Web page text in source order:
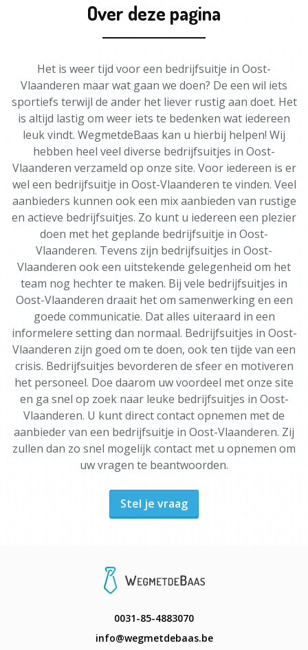
Over deze pagina
Het is weer tijd voor een bedrijfsuitje in Oost-
Vlaanderen maar wat gaan we doen? De een wil iets
sportiefs terwijl de ander het liever rustig aan doet. Het
is altijd lastig om weer iets te bedenken wat iedereen
leuk vindt. WegmetdeBaas kan u hierbij helpen! Wij
hebben heel veel diverse bedrijfsuitjes in Oost-
Vlaanderen verzameld op onze site. Voor iedereen is er
wel een bedrijfsuitje in Oost-Vlaanderen te vinden. Veel
aanbieders kunnen ook een mix aanbieden van rustige
en actieve bedrijfsuitjes. Zo kunt u iedereen een plezier
doen met het geplande bedrijfsuitje in Oost-
Vlaanderen. Tevens zijn bedrijfsuitjes in Oost-
Vlaanderen ook een uitstekende gelegenheid om het
team nog hechter te maken. Bij vele bedrijfsuitjes in
Oost-Vlaanderen draait het om samenwerking en een
goede communicatie. Dat alles uiteraard in een
informelere setting dan normaal. Bedrijfsuitjes in Oost-
Vlaanderen zijn goed om te doen, ook ten tijde van een
crisis. Bedrijfsuitjes bevorderen de sfeer en motiveren
het personeel. Doe daarom uw voordeel met onze site
en ga snel op zoek naar leuke bedrijfsuitjes in Oost-
Vlaanderen. U kunt direct contact opnemen met de
aanbieder van een bedrijfsuitje in Oost-Vlaanderen. Zij
zullen dan zo snel mogelijk contact met u opnemen om
uw vragen te beantwoorden.
Stel je vraag
0031-85-4883070
info@wegmetdebaas.be